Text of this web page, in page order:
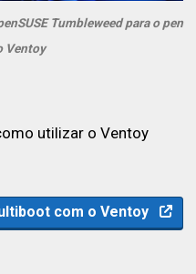
Tumbleweed para o pen
Ventoy
utilizar o Ventoy
com o Ventoy